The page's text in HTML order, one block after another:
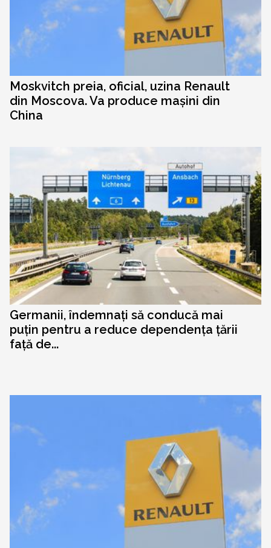
Moskvitch preia, oficial, uzina Renault
din Moscova. Va produce mașini din
China
Germanii, îndemnați să conducă mai
puțin pentru a reduce dependența țării
față de...